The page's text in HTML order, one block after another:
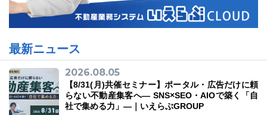
最新ニュース
2026.08.05
【8/31(月)共催セミナー】ポータル・広告だけに頼
らない不動産集客へ― SNS×SEO・AIOで築く「自
社で集める力」―｜いえらぶGROUP